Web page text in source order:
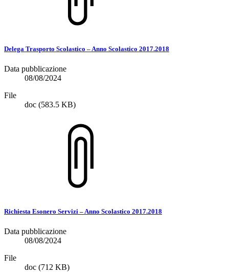
Delega Trasporto Scolastico – Anno Scolastico 2017.2018
Data pubblicazione
08/08/2024
File
doc (583.5 KB)
Richiesta Esonero Servizi – Anno Scolastico 2017.2018
Data pubblicazione
08/08/2024
File
doc (712 KB)